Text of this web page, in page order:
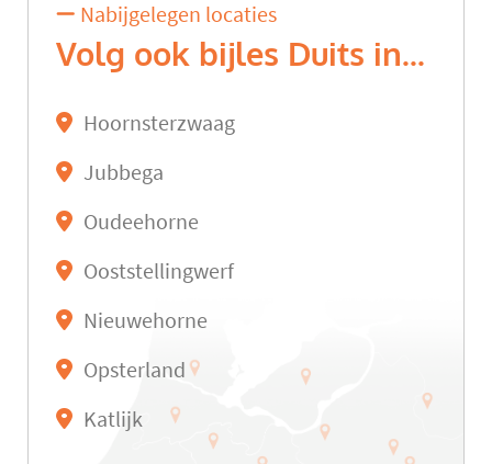
Nabijgelegen locaties
Volg ook bijles Duits in...
Hoornsterzwaag
Jubbega
Oudeehorne
Ooststellingwerf
Nieuwehorne
Opsterland
Katlijk